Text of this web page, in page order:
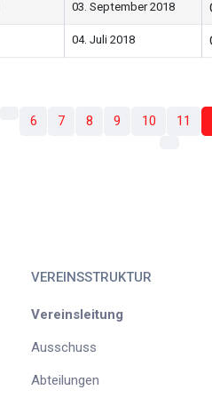
03. September 2018
04. Juli 2018
6 7 8 9 10 11
VEREINSSTRUKTUR
Vereinsleitung
Ausschuss
Abteilungen